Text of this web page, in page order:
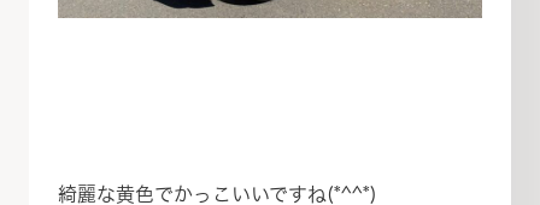
綺麗な黄色でかっこいいですね(*^^*)